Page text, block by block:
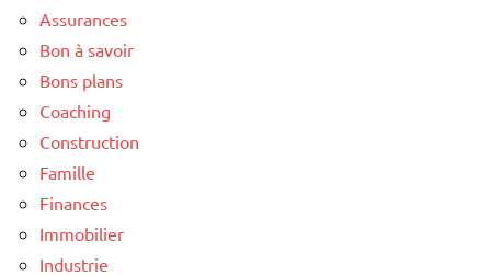
Assurances
Bon à savoir
Bons plans
Coaching
Construction
Famille
Finances
Immobilier
Industrie